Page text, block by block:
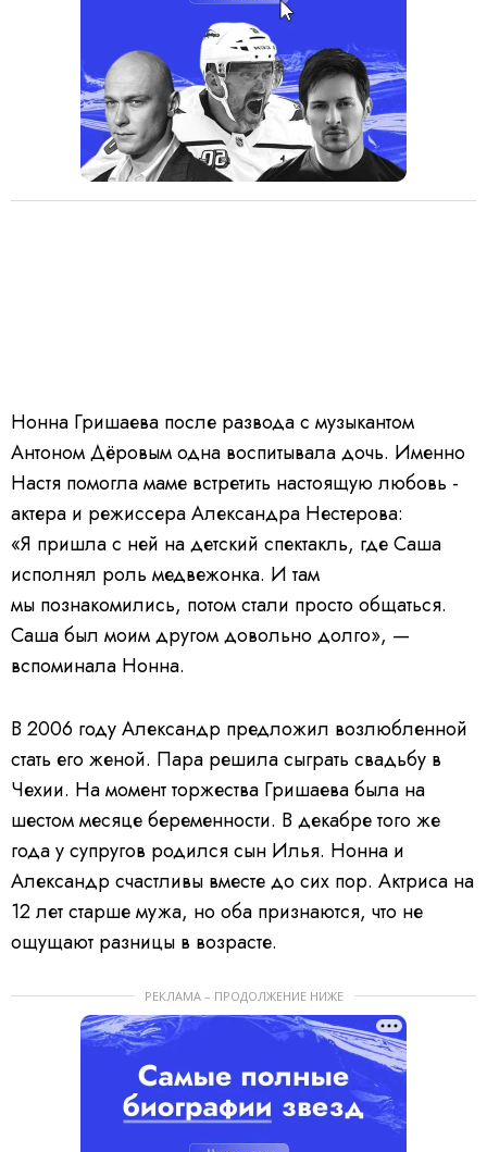
Нонна Гришаева после развода с музыкантом
Антоном Дёровым одна воспитывала дочь. Именно
Настя помогла маме встретить настоящую любовь -
актера и режиссера Александра Нестерова:
«Я пришла с ней на детский спектакль, где Саша
исполнял роль медвежонка. И там
мы познакомились, потом стали просто общаться.
Саша был моим другом довольно долго», —
вспоминала Нонна.
В 2006 году Александр предложил возлюбленной
стать его женой. Пара решила сыграть свадьбу в
Чехии. На момент торжества Гришаева была на
шестом месяце беременности. В декабре того же
года у супругов родился сын Илья. Нонна и
Александр счастливы вместе до сих пор. Актриса на
12 лет старше мужа, но оба признаются, что не
ощущают разницы в возрасте.
РЕКЛАМА – ПРОДОЛЖЕНИЕ НИЖЕ